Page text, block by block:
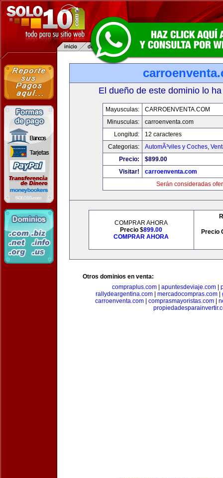
El dueño de este dominio lo
Mayusculas:
CARROENVENTA.COM
Minusculas:
carroenventa.com
Longitud:
12 caracteres
Categorias:
AutomÃ³viles y Coches,
Precio:
$899.00
Visitar!
carroenventa.com
Serán consideradas
COMPRAR AHORA
Precio $899.00
COMPRAR AHORA
Precio
Otros dominios en venta:
compraplus.com| apuntesdeviaje.com|
rallydeargentina.com
mercadocompras.com
carroenventa.com| comprasmayoristas.com|